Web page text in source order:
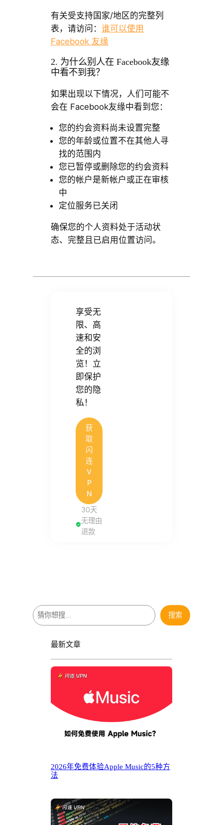
有关受支持国家/地区的完整列
表，请访问： 谁可以使用
Facebook 友缘
2. 为什么别人在 Facebook友缘
中看不到我？
如果出现以下情况，人们可能不
会在 Facebook友缘中看到您：
您的约会资料尚未设置完整
您的年龄或位置不在其他人寻
找的范围内
您已暂停或删除您的约会资料
您的帐户是新帐户或正在审核
中
定位服务已关闭
确保您的个人资料处于活动状
态、完整且已启用位置访问。
享受无
限、高
速和安
全的浏
览！立
即保护
您的隐
私！
获
取
闪
连
V
P
N
30天
无理由
退款
搜
索
搜索
最新文章
2026年免费体验Apple Music的5种方
法